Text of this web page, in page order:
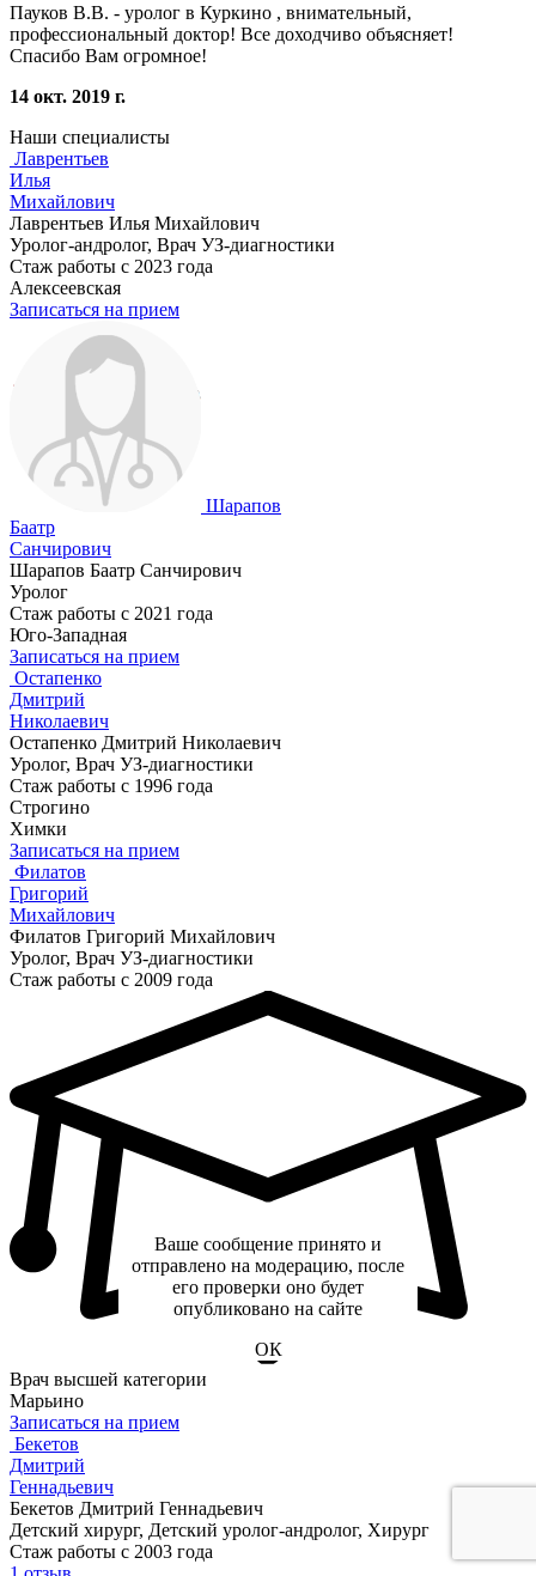
Пауков В.В. - уролог в Куркино , внимательный,
профессиональный доктор! Все доходчиво объясняет!
Спасибо Вам огромное!
14 окт. 2019 г.
Наши специалисты
Лаврентьев
Илья
Михайлович
Лаврентьев Илья Михайлович
Уролог-андролог, Врач УЗ-диагностики
Стаж работы с 2023 года
Алексеевская
Записаться на прием
Шарапов
Баатр
Санчирович
Шарапов Баатр Санчирович
Уролог
Стаж работы с 2021 года
Юго-Западная
Записаться на прием
Остапенко
Дмитрий
Николаевич
Остапенко Дмитрий Николаевич
Уролог, Врач УЗ-диагностики
Стаж работы с 1996 года
Строгино
Химки
Записаться на прием
Филатов
Григорий
Михайлович
Филатов Григорий Михайлович
Уролог, Врач УЗ-диагностики
Стаж работы с 2009 года
Врач высшей категории
Марьино
Записаться на прием
Бекетов
Дмитрий
Геннадьевич
Бекетов Дмитрий Геннадьевич
Детский хирург, Детский уролог-андролог, Хирург
Стаж работы с 2003 года
Ваше сообщение принято и
отправлено на модерацию, после
его проверки оно будет
опубликовано на сайте
ОК